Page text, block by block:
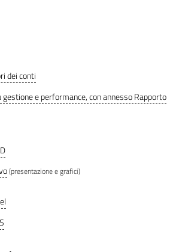
dei conti
gestione e performance, con annesso Rapporto
(presentazione e grafici)